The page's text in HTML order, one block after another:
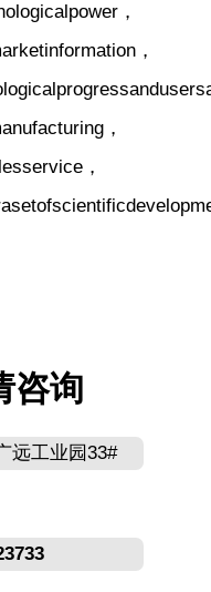
，
，
，
，
咨询
远工业园33#